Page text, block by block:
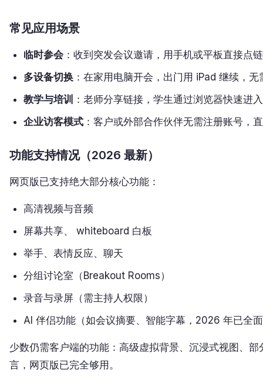
常见应用场景
临时参会 ：收到突发会议邀请，用手机或平板直接点
多设备切换 ：在家用电脑开会，出门用 iPad 继续，
教学与培训 ：老师分享链接，学生通过浏览器快速进
企业访客模式 ：客户或外部合作伙伴无需注册账号，
功能支持情况（2026 最新）
网页版已支持绝大部分核心功能：
高清视频与音频
屏幕共享、 whiteboard 白板
举手、表情反应、聊天
分组讨论室（Breakout Rooms）
录音与录屏（需主持人权限）
AI 伴侣功能（如会议摘要、智能字幕，2026 年已全
少数仍需客户端的功能：高级虚拟背景、沉浸式视图、
言，网页版已完全够用。